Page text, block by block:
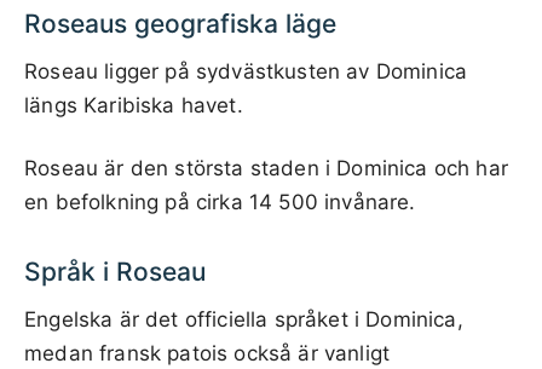
Roseaus geografiska läge
Roseau ligger på sydvästkusten av Dominica
längs Karibiska havet.
Roseau är den största staden i Dominica och har
en befolkning på cirka 14 500 invånare.
Språk i Roseau
Engelska är det officiella språket i Dominica,
medan fransk patois också är vanligt